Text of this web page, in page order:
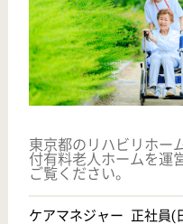
ケアマネジャー 正社員(日勤のみ)
給与
月給：242,213円〜
職種
ケアマネジャー
未経験OK 育休・産休
寮あり
駅徒歩10分以内
詳細を見る
まどか秋津